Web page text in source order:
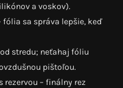
a voskov).
sa správa lepšie, keď
stredu; neťahaj fóliu
pištoľou.
rezervou – finálny rez